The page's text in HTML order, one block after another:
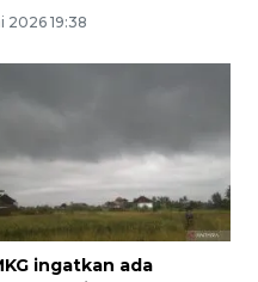
2026 19:38
ingatkan ada